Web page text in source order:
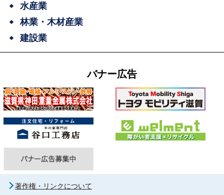
水産業
林業・木材産業
建設業
バナー広告
著作権・リンクについて